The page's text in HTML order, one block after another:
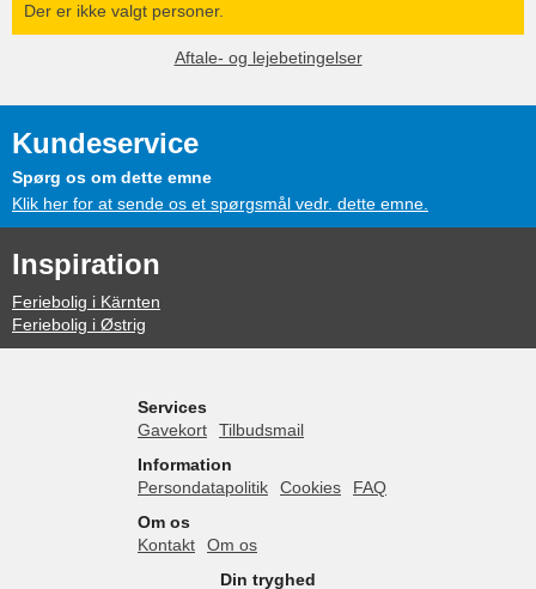
Der er ikke valgt personer.
Aftale- og lejebetingelser
Kundeservice
Spørg os om dette emne
Klik her for at sende os et spørgsmål vedr. dette emne.
Inspiration
Feriebolig i Kärnten
Feriebolig i Østrig
Services
Gavekort
Tilbudsmail
Information
Persondatapolitik
Cookies
FAQ
Om os
Kontakt
Om os
Din tryghed